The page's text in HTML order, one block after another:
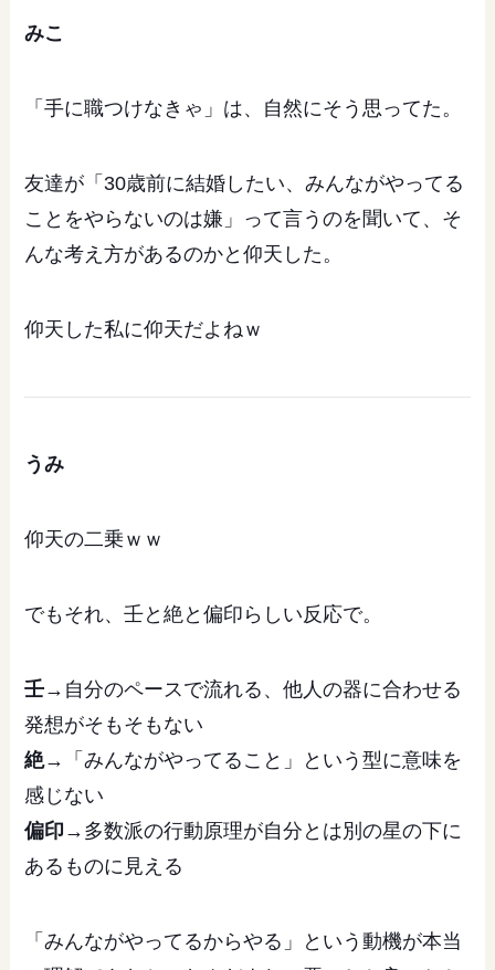
みこ
「手に職つけなきゃ」は、自然にそう思ってた。
友達が「30歳前に結婚したい、みんながやってる
ことをやらないのは嫌」って言うのを聞いて、そ
んな考え方があるのかと仰天した。
仰天した私に仰天だよねｗ
うみ
仰天の二乗ｗｗ
でもそれ、壬と絶と偏印らしい反応で。
壬→自分のペースで流れる、他人の器に合わせる
発想がそもそもない
絶→「みんながやってること」という型に意味を
感じない
偏印 →多数派の行動原理が自分とは別の星の下に
あるものに見える
「みんながやってるからやる」という動機が本当